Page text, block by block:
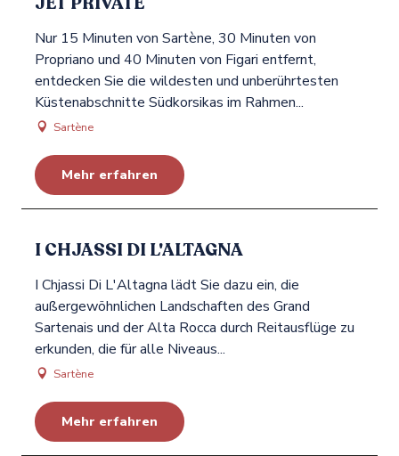
Nur 15 Minuten von Sartène, 30 Minuten von
Propriano und 40 Minuten von Figari entfernt,
entdecken Sie die wildesten und unberührtesten
Küstenabschnitte Südkorsikas im Rahmen...
Sartène
Mehr erfahren
I CHJASSI DI L'ALTAGNA
I Chjassi Di L'Altagna lädt Sie dazu ein, die
außergewöhnlichen Landschaften des Grand
Sartenais und der Alta Rocca durch Reitausflüge zu
erkunden, die für alle Niveaus...
Sartène
Mehr erfahren